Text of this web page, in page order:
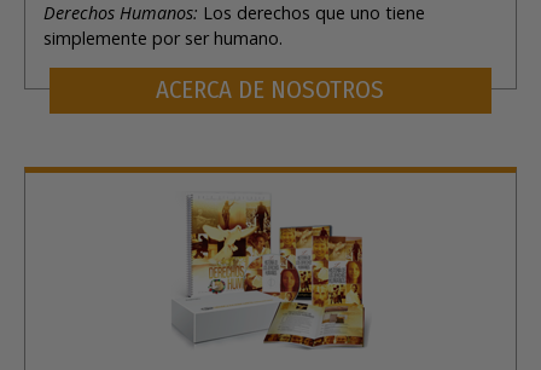
Derechos Humanos: Los derechos que uno tiene
simplemente por ser humano.
ACERCA DE NOSOTROS